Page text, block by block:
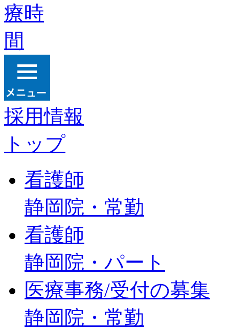
採用情報
トップ
看護師
静岡院・常勤
看護師
静岡院・パート
医療事務/受付の募集
静岡院・常勤